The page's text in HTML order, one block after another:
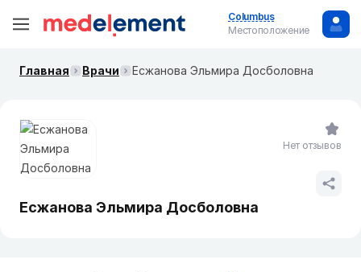
Columbus
Местоположение
Главная Врачи Есжанова Эльмира Досболовна
Есжанова Эльмира Досболовна
Нет отзывов